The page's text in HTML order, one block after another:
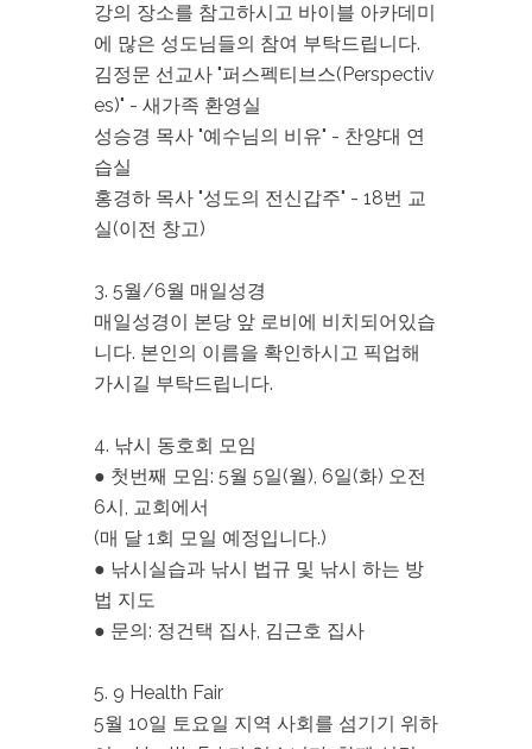
강의 장소를 참고하시고 바이블 아카데미
에 많은 성도님들의 참여 부탁드립니다.
김정문 선교사 "퍼스펙티브스(Perspectiv
es)" - 새가족 환영실
성승경 목사 "예수님의 비유" - 찬양대 연
습실
홍경하 목사 "성도의 전신갑주" - 18번 교
실(이전 창고)
3. 5월/6월 매일성경
매일성경이 본당 앞 로비에 비치되어있습
니다. 본인의 이름을 확인하시고 픽업해
가시길 부탁드립니다.
4. 낚시 동호회 모임
● 첫번째 모임: 5월 5일(월), 6일(화) 오전
6시, 교회에서
(매 달 1회 모일 예정입니다.)
● 낚시실습과 낚시 법규 및 낚시 하는 방
법 지도
● 문의: 정건택 집사, 김근호 집사
5. 9 Health Fair
5월 10일 토요일 지역 사회를 섬기기 위하